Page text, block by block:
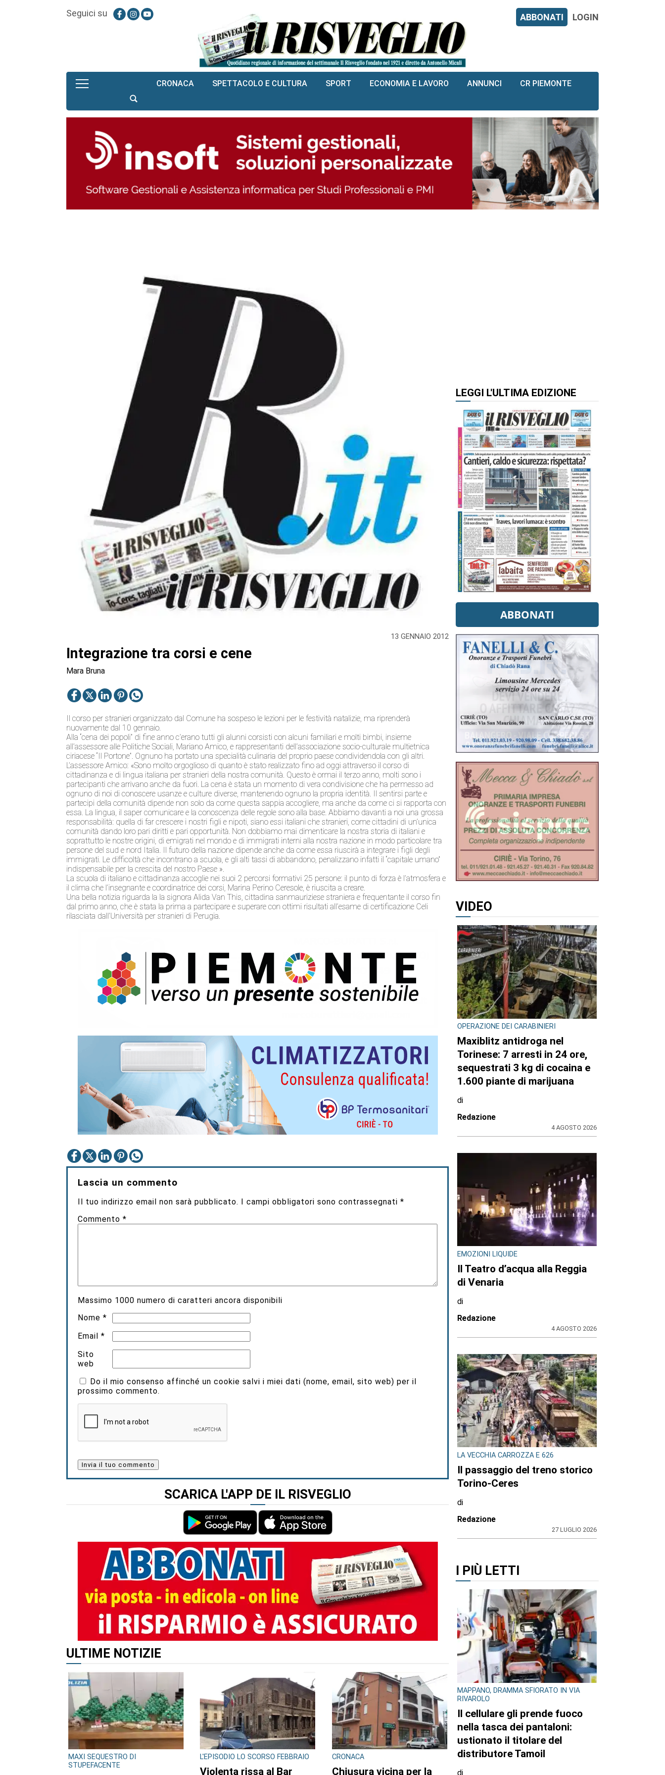
Seguici su ABBONATI LOGIN
CRONACA SPETTACOLO E CULTURA SPORT ECONOMIA E LAVORO ANNUNCI CR PIEMONTE
13 GENNAIO 2012
Integrazione tra corsi e cene
Mara Bruna
Il corso per stranieri organizzato dal Comune ha sospeso le lezioni per le festività natalizie, ma riprenderà
nuovamente dal 10 gennaio.
Alla “cena dei popoli” di fine anno c’erano tutti gli alunni corsisti con alcuni familiari e molti bimbi, insieme
all’assessore alle Politiche Sociali, Mariano Amico, e rappresentanti dell’associazione socio-culturale multietnica
ciriacese “Il Portone”. Ognuno ha portato una specialità culinaria del proprio paese condividendola con gli altri.
L’assessore Amico: «Sono molto orgoglioso di quanto è stato realizzato fino ad oggi attraverso il corso di
cittadinanza e di lingua italiana per stranieri della nostra comunità. Questo è ormai il terzo anno, molti sono i
partecipanti che arrivano anche da fuori. La cena è stata un momento di vera condivisione che ha permesso ad
ognuno di noi di conoscere usanze e culture diverse, mantenendo ognuno la propria identità. Il sentirsi parte e
partecipi della comunità dipende non solo da come questa sappia accogliere, ma anche da come ci si rapporta con
essa. La lingua, il saper comunicare e la conoscenza delle regole sono alla base. Abbiamo davanti a noi una grossa
responsabilità: quella di far crescere i nostri figli e nipoti, siano essi italiani che stranieri, come cittadini di un’unica
comunità dando loro pari diritti e pari opportunità. Non dobbiamo mai dimenticare la nostra storia di italiani e
soprattutto le nostre origini, di emigrati nel mondo e di immigrati interni alla nostra nazione in modo particolare tra
persone del sud e nord Italia. Il futuro della nazione dipende anche da come essa riuscirà a integrare i figli degli
immigrati. Le difficoltà che incontrano a scuola, e gli alti tassi di abbandono, penalizzano infatti il “capitale umano”
indispensabile per la crescita del nostro Paese ».
La scuola di italiano e cittadinanza accoglie nei suoi 2 percorsi formativi 25 persone: il punto di forza è l’atmosfera e
il clima che l’insegnante e coordinatrice dei corsi, Marina Perino Ceresole, è riuscita a creare.
Una bella notizia riguarda la la signora Alida Van This, cittadina sanmauriziese straniera e frequentante il corso fin
dal primo anno, che è stata la prima a partecipare e superare con ottimi risultati all’esame di certificazione Celi
rilasciata dall’Università per stranieri di Perugia.
Lascia un commento
Il tuo indirizzo email non sarà pubblicato. I campi obbligatori sono contrassegnati*
Commento*
Massimo 1000 numero di caratteri ancora disponibili
Nome*
Email*
Sito
web
Do il mio consenso affinché un cookie salvi i miei dati (nome, email, sito web) per il
prossimo commento.
SCARICA L'APP DE IL RISVEGLIO
ALTRI ARTICOLI DI QUESTO AUTORE
ULTIME NOTIZIE
LEGGI L'ULTIMA EDIZIONE
ABBONATI
VIDEO
OPERAZIONE DEI CARABINIERI
Maxiblitz antidroga nel
Torinese: 7 arresti in 24 ore,
sequestrati 3 kg di cocaina e
1.600 piante di marijuana
di
Redazione
4 AGOSTO 2026
EMOZIONI LIQUIDE
Il Teatro d’acqua alla Reggia
di Venaria
di
Redazione
4 AGOSTO 2026
LA VECCHIA CARROZZA E 626
Il passaggio del treno storico
Torino-Ceres
di
Redazione
27 LUGLIO 2026
I PIÙ LETTI
MAPPANO, DRAMMA SFIORATO IN VIA
RIVAROLO
Il cellulare gli prende fuoco
nella tasca dei pantaloni:
ustionato il titolare del
distributore Tamoil
di